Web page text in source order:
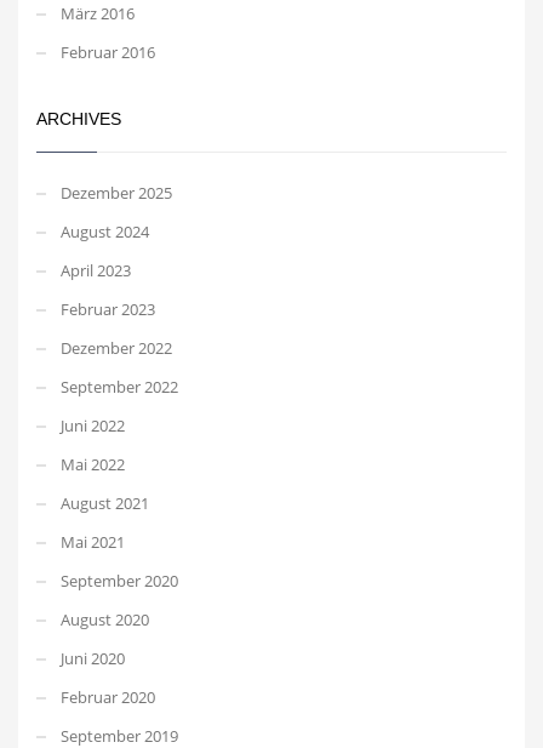
März 2016
Februar 2016
ARCHIVES
Dezember 2025
August 2024
April 2023
Februar 2023
Dezember 2022
September 2022
Juni 2022
Mai 2022
August 2021
Mai 2021
September 2020
August 2020
Juni 2020
Februar 2020
September 2019